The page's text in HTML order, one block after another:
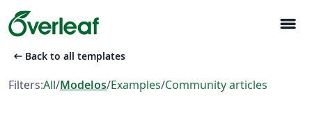
menu
arrow_left_alt Back to all templates
Filters:All/Modelos/Examples/Community articles